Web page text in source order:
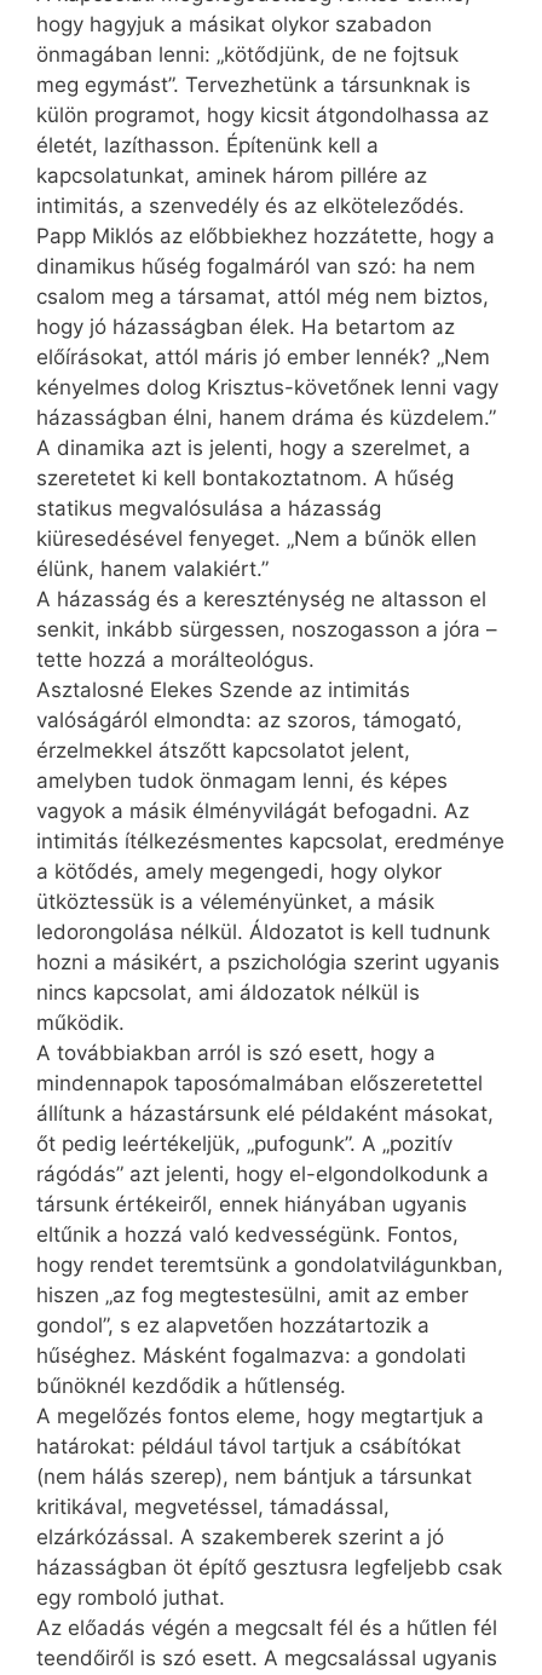
hogy hagyjuk a másikat olykor szabadon
önmagában lenni: „kötődjünk, de ne fojtsuk
meg egymást”. Tervezhetünk a társunknak is
külön programot, hogy kicsit átgondolhassa az
életét, lazíthasson. Építenünk kell a
kapcsolatunkat, aminek három pillére az
intimitás, a szenvedély és az elköteleződés.
Papp Miklós az előbbiekhez hozzátette, hogy a
dinamikus hűség fogalmáról van szó: ha nem
csalom meg a társamat, attól még nem biztos,
hogy jó házasságban élek. Ha betartom az
előírásokat, attól máris jó ember lennék? „Nem
kényelmes dolog Krisztus-követőnek lenni vagy
házasságban élni, hanem dráma és küzdelem.”
A dinamika azt is jelenti, hogy a szerelmet, a
szeretetet ki kell bontakoztatnom. A hűség
statikus megvalósulása a házasság
kiüresedésével fenyeget. „Nem a bűnök ellen
élünk, hanem valakiért.”
A házasság és a kereszténység ne altasson el
senkit, inkább sürgessen, noszogasson a jóra –
tette hozzá a morálteológus.
Asztalosné Elekes Szende az intimitás
valóságáról elmondta: az szoros, támogató,
érzelmekkel átszőtt kapcsolatot jelent,
amelyben tudok önmagam lenni, és képes
vagyok a másik élményvilágát befogadni. Az
intimitás ítélke­zésmentes kapcsolat, eredménye
a kötődés, amely megengedi, hogy olykor
ütköztessük is a véleményünket, a másik
ledorongolása nélkül. Áldozatot is kell tudnunk
hozni a másikért, a pszichológia szerint ugyanis
nincs kapcsolat, ami áldozatok nélkül is
működik.
A továbbiakban arról is szó esett, hogy a
mindennapok taposómalmában előszeretettel
állítunk a házastársunk elé példaként másokat,
őt pedig leértékeljük, „pufogunk”. A „pozitív
rágódás” azt jelenti, hogy el-elgondolkodunk a
társunk értékeiről, ennek hiányában ugyanis
eltűnik a hozzá való kedvességünk. Fontos,
hogy rendet teremtsünk a gondolatvilágunkban,
hiszen „az fog megtestesülni, amit az ember
gondol”, s ez alapvetően hozzátartozik a
hűséghez. Másként fogalmazva: a gondolati
bűnöknél kezdődik a hűtlenség.
A megelőzés fontos eleme, hogy megtartjuk a
határokat: például távol tartjuk a csábítókat
(nem hálás szerep), nem bántjuk a társunkat
kritikával, megvetéssel, támadással,
elzárkózással. A szakemberek szerint a jó
házasságban öt építő gesztusra legfeljebb csak
egy romboló juthat.
Az előadás végén a megcsalt fél és a hűtlen fél
teendőiről is szó esett. A megcsalással ugyanis